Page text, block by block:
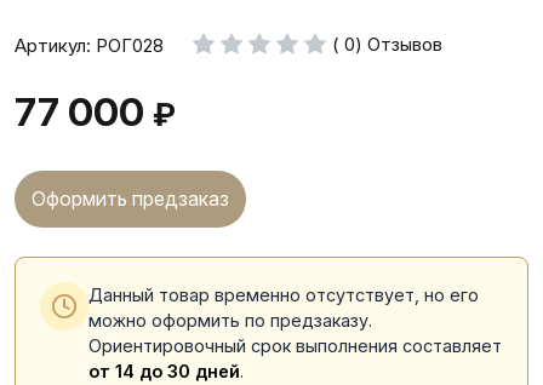
Артикул: РОГ028 ( 0) Отзывов
77 000 ₽
Оформить предзаказ
Данный товар временно отсутствует, но его
можно оформить по предзаказу.
Ориентировочный срок выполнения составляет
от 14 до 30 дней.